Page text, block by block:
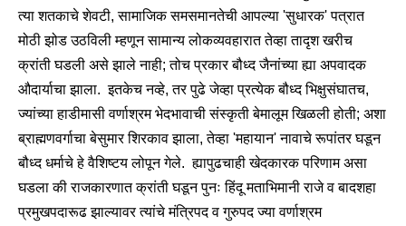
त्या शतकाचे शेवटी, सामाजिक समसमानतेची आपल्या 'सुधारक' पत्रात
मोठी झोड उठविली म्हणून सामान्य लोकव्यवहारात तेव्हा तादृश खरीच
क्रांती घडली असे झाले नाही; तोच प्रकार बौध्द जैनांच्या ह्या अपवादक
औदार्याचा झाला. इतकेच नव्हे, तर पुढे जेव्हा प्रत्येक बौध्द भिक्षुसंघातच,
ज्यांच्या हाडीमासी वर्णाश्रम भेदभावाची संस्कृती बेमालूम खिळली होती; अशा
ब्राह्मणवर्गाचा बेसुमार शिरकाव झाला, तेव्हा 'महायान' नावाचे रूपांतर घडून
बौध्द धर्माचे हे वैशिष्टय लोपून गेले. ह्यापुढचाही खेदकारक परिणाम असा
घडला की राजकारणात क्रांती घडून पुनः हिंदू मताभिमानी राजे व बादशहा
प्रमुखपदारूढ झाल्यावर त्यांचे मंत्रिपद व गुरुपद ज्या वर्णाश्रम